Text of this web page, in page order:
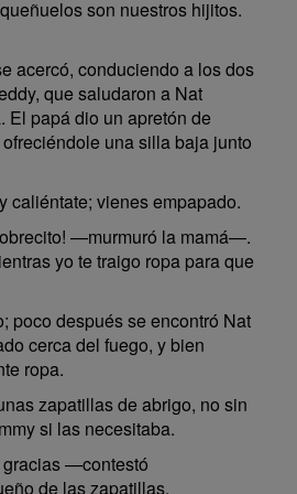
son nuestros hijitos.
acercó, conduciendo a los dos
que saludaron a Nat
El papá dio un apretón de
una silla baja junto
vienes empapado.
—murmuró la mamá—.
yo te traigo ropa para que
poco después se encontró Nat
cerca del fuego, y bien
ropa.
zapatillas de abrigo, no sin
si las necesitaba.
—contestó
de las zapatillas.